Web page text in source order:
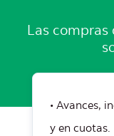
Las compras
• Avances,
y en cuotas.